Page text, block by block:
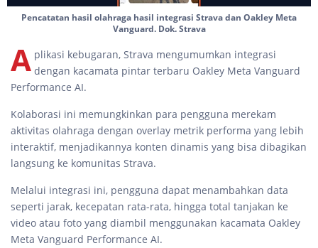
Pencatatan hasil olahraga hasil integrasi Strava dan Oakley Meta
Vanguard. Dok. Strava
A plikasi kebugaran, Strava mengumumkan integrasi
dengan kacamata pintar terbaru Oakley Meta Vanguard
Performance AI.
Kolaborasi ini memungkinkan para pengguna merekam
aktivitas olahraga dengan overlay metrik performa yang lebih
interaktif, menjadikannya konten dinamis yang bisa dibagikan
langsung ke komunitas Strava.
Melalui integrasi ini, pengguna dapat menambahkan data
seperti jarak, kecepatan rata-rata, hingga total tanjakan ke
video atau foto yang diambil menggunakan kacamata Oakley
Meta Vanguard Performance AI.